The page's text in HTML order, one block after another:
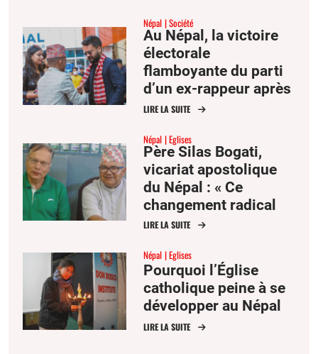
Népal Société
Au Népal, la victoire
électorale
flamboyante du parti
d’un ex-rappeur après
le soulèvement de la
LIRE LA SUITE
Népal Eglises
Père Silas Bogati,
vicariat apostolique
du Népal : « Ce
changement radical
était attendu »
LIRE LA SUITE
Népal Eglises
Pourquoi l’Église
catholique peine à se
développer au Népal
LIRE LA SUITE